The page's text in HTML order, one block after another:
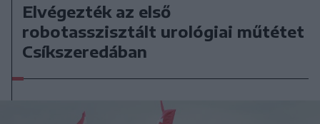
Elvégezték az első
robotasszisztált urológiai műtétet
Csíkszeredában